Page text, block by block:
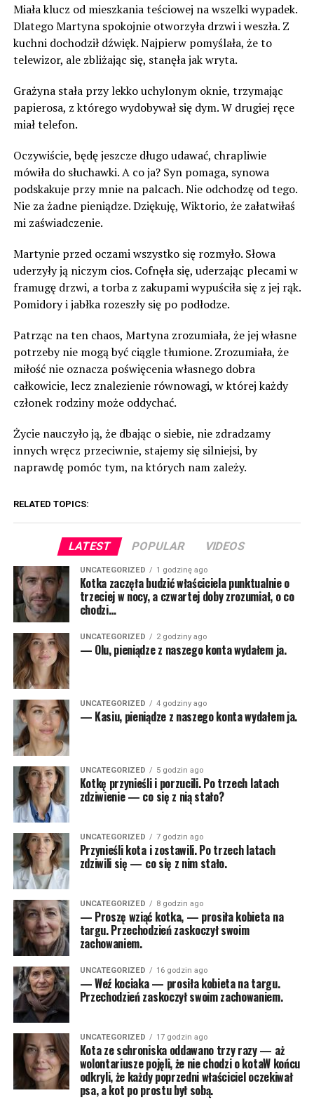
Miała klucz od mieszkania teściowej na wszelki wypadek.
Dlatego Martyna spokojnie otworzyła drzwi i weszła. Z
kuchni dochodził dźwięk. Najpierw pomyślała, że to
telewizor, ale zbliżając się, stanęła jak wryta.
Grażyna stała przy lekko uchylonym oknie, trzymając
papierosa, z którego wydobywał się dym. W drugiej ręce
miał telefon.
Oczywiście, będę jeszcze długo udawać, chrapliwie
mówiła do słuchawki. A co ja? Syn pomaga, synowa
podskakuje przy mnie na palcach. Nie odchodzę od tego.
Nie za żadne pieniądze. Dziękuję, Wiktorio, że załatwiłaś
mi zaświadczenie.
Martynie przed oczami wszystko się rozmyło. Słowa
uderzyły ją niczym cios. Cofnęła się, uderzając plecami w
framugę drzwi, a torba z zakupami wypuściła się z jej rąk.
Pomidory i jabłka rozeszły się po podłodze.
Patrząc na ten chaos, Martyna zrozumiała, że jej własne
potrzeby nie mogą być ciągle tłumione. Zrozumiała, że
miłość nie oznacza poświęcenia własnego dobra
całkowicie, lecz znalezienie równowagi, w której każdy
członek rodziny może oddychać.
Życie nauczyło ją, że dbając o siebie, nie zdradzamy
innych wręcz przeciwnie, stajemy się silniejsi, by
naprawdę pomóc tym, na których nam zależy.
RELATED TOPICS:
LATEST POPULAR VIDEOS
UNCATEGORIZED 1 godzinę ago
Kotka zaczęła budzić właściciela punktualnie o
trzeciej w nocy, a czwartej doby zrozumiał, o co
chodzi…
UNCATEGORIZED 2 godziny ago
— Olu, pieniądze z naszego konta wydałem ja.
UNCATEGORIZED 4 godziny ago
— Kasiu, pieniądze z naszego konta wydałem ja.
UNCATEGORIZED 5 godzin ago
Kotkę przynieśli i porzucili. Po trzech latach
zdziwienie — co się z nią stało?
UNCATEGORIZED 7 godzin ago
Przynieśli kota i zostawili. Po trzech latach
zdziwili się — co się z nim stało.
UNCATEGORIZED 8 godzin ago
— Proszę wziąć kotka, — prosiła kobieta na
targu. Przechodzień zaskoczył swoim
zachowaniem.
UNCATEGORIZED 16 godzin ago
— Weź kociaka — prosiła kobieta na targu.
Przechodzień zaskoczył swoim zachowaniem.
UNCATEGORIZED 17 godzin ago
Kota ze schroniska oddawano trzy razy — aż
wolontariusze pojęli, że nie chodzi o kotaW końcu
odkryli, że każdy poprzedni właściciel oczekiwał
psa, a kot po prostu był sobą.